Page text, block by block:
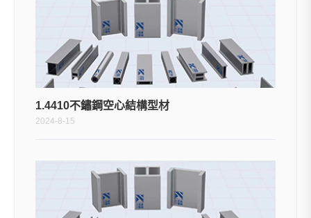
1.4410不鏽鋼空心結構型材
2024-8-15